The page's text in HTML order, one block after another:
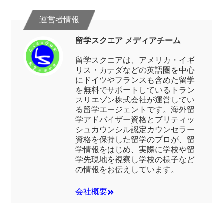
留学スクエア メディアチーム
留学スクエアは、アメリカ・イギ
リス・カナダなどの英語圏を中心
にドイツやフランスも含めた留学
を無料でサポートしている トラン
スリエゾン株式会社が運営してい
る留学エージェントです。海外留
学アドバイザー資格とブリティッ
シュカウンシル認定カウンセラー
資格を保持した留学のプロが、留
学情報をはじめ、実際に学校や留
学先現地を視察し学校の様子など
の情報をお伝えしています。
会社概要